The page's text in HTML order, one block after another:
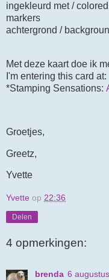
ingekleurd met /
markers
achtergrond /
Met deze kaart doe ik
I'm entering this card at:
*Stamping Sensations:
Groetjes,
Greetz,
Yvette
Yvette op 22:36
Delen
4 opmerkingen:
brenda 6